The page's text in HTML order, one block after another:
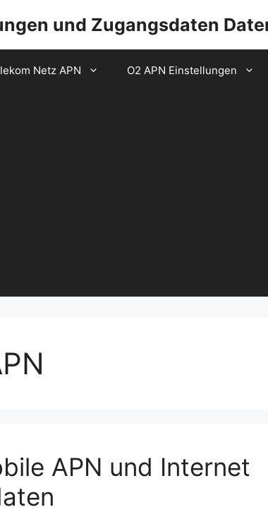
und Zugangsdaten
Netz APN O2 APN Einstellungen
APN und Internet